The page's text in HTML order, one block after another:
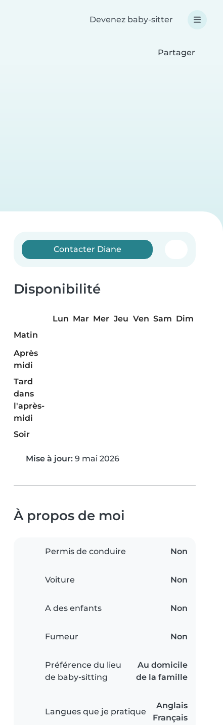
Devenez baby-sitter
Partager
Contacter Diane
Disponibilité
Lun Mar Mer Jeu Ven Sam Dim
Matin
Après
midi
Tard
dans
l'après-
midi
Soir
Mise à jour: 9 mai 2026
À propos de moi
Permis de conduire Non
Voiture Non
A des enfants Non
Fumeur Non
Préférence du lieu
de baby-sitting
Au domicile
de la famille
Langues que je pratique
Anglais
Français